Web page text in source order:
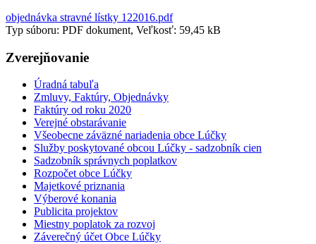
objednávka stravné lístky 122016.pdf
Typ súboru: PDF dokument, Veľkosť: 59,45 kB
Zverejňovanie
Úradná tabuľa
Zmluvy, Faktúry, Objednávky
Faktúry od roku 2020
Verejné obstarávanie
Všeobecne záväzné nariadenia obce Lúčky
Služby poskytované obcou Lúčky - sadzobník cien
Sadzobník správnych poplatkov
Rozpočet obce Lúčky
Majetkové priznania
Výberové konania
Publicita projektov
Miestny poplatok za rozvoj
Záverečný účet Obce Lúčky